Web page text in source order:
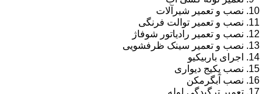
نصب و تعمیر شیرآلات
نصب و تعمیر توالت فرنگی
نصب و تعمیر رادیاتور شوفاژ
نصب و تعمیر سینک ظرفشویی
اجرای باربیکیو
نصب پکیج دیواری
نصب آبگرمکن
تعمیر ترگیدگی لوله